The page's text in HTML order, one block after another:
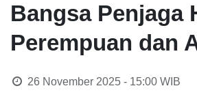
Bangsa Penjaga
Perempuan dan
26 November 2025 - 15:00WIB